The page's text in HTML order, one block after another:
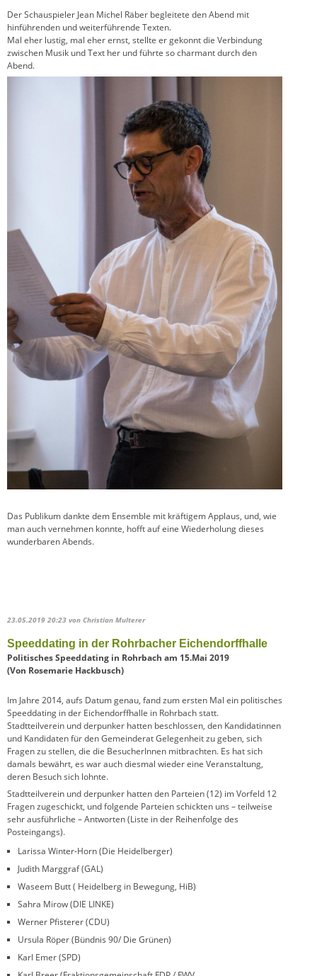
Der Schauspieler Jean Michel Räber begleitete den Abend mit
hinführenden und weiterführende Texten.
Mal eher lustig, mal eher ernst, stellte er gekonnt die Verbindung
zwischen Musik und Text her und führte so charmant durch den
Abend.
Das Publikum dankte dem Ensemble mit kräftigem Applaus, und, wie
man auch vernehmen konnte, hofft auf eine Wiederholung dieses
wunderbaren Abends.
23.05.2019 20:23 von Christian Multerer
Speeddating in der Rohrbacher Eichendorffhalle
Politisches Speeddating in Rohrbach am 15.Mai 2019
(Von Rosemarie Hackbusch)
Im Jahre 2014, aufs Datum genau, fand zum ersten Mal ein politisches
Speeddating in der Eichendorffhalle in Rohrbach statt.
Stadtteilverein und derpunker hatten beschlossen, den Kandidatinnen
und Kandidaten für den Gemeinderat Gelegenheit zu geben, sich
Fragen zu stellen, die die BesucherInnen mitbrachten. Es hat sich
damals bewährt, es war auch diesmal wieder eine Veranstaltung,
deren Besuch sich lohnte.
Stadtteilverein und derpunker hatten den Parteien (12) im Vorfeld 12
Fragen zugeschickt, und folgende Parteien schickten uns – teilweise
sehr ausführliche – Antworten (Liste in der Reihenfolge des
Posteingangs).
Larissa Winter-Horn (Die Heidelberger)
Judith Marggraf (GAL)
Waseem Butt ( Heidelberg in Bewegung, HiB)
Sahra Mirow (DIE LINKE)
Werner Pfisterer (CDU)
Ursula Röper (Bündnis 90/ Die Grünen)
Karl Emer (SPD)